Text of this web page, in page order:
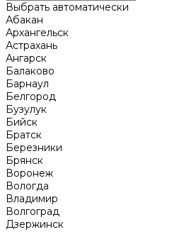
Выбрать автоматически
Абакан
Архангельск
Астрахань
Ангарск
Балаково
Барнаул
Белгород
Бузулук
Бийск
Братск
Березники
Брянск
Воронеж
Вологда
Владимир
Волгоград
Дзержинск